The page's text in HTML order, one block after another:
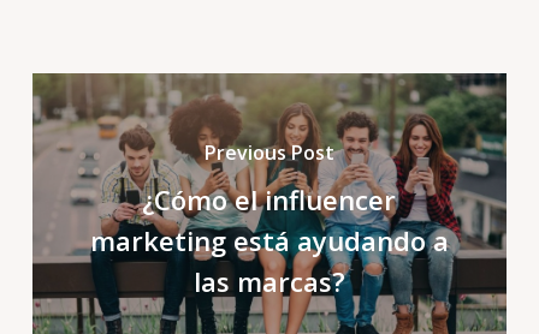
Previous Post
¿Cómo el influencer
marketing está ayudando a
las marcas?